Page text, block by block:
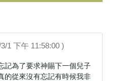
1 下午 11:58:00 )
記為了要求神賜下一個兒子
的從來沒有忘記有時候我非